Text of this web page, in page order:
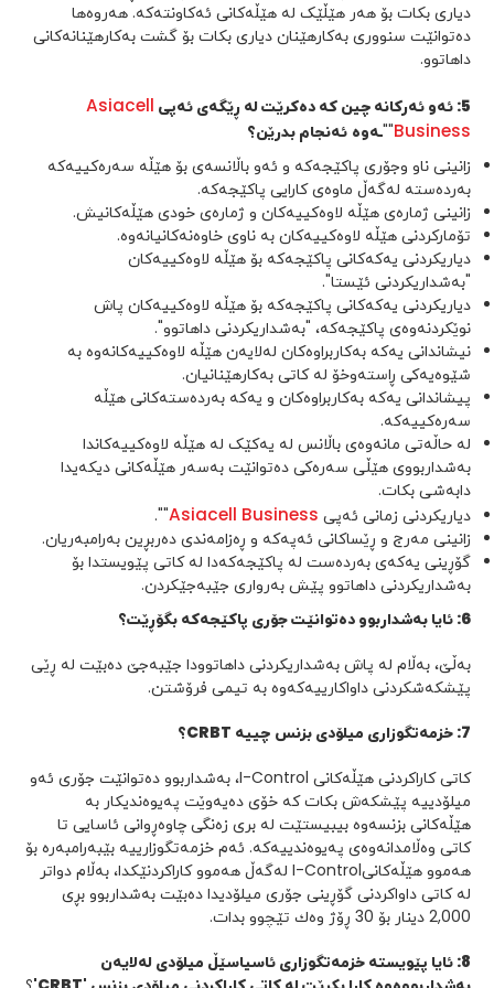
دیاری بکات بۆ هەر هێڵێک لە هێڵەکانی ئەکاونتەکە. هەروەها
دەتوانێت سنووری بەکارهێنان دیاری بکات بۆ گشت بەکارهێنانەکانی
داهاتوو.
5
: ئەو ئەرکانە چین کە دەکرێت لە ڕێگەی ئەپی Asiacell
Business
""ـەوە ئەنجام بدرێن؟
زانینی ناو وجۆری پاکێجەکە و ئەو باڵانسەی بۆ هێڵە سەرەکییەکە
بەردەستە لەگەڵ ماوەی کارایی پاکێجەکە.
زانینی ژمارەی هێڵە لاوەکییەکان و ژمارەی خودی هێڵەکانیش.
تۆمارکردنی هێڵە لاوەکییەکان بە ناوی خاوەنەکانیانەوە.
دیاریکردنی یەکەکانی پاکێجەکە بۆ هێڵە لاوەکییەکان
"بەشداریکردنی ئێستا".
دیاریکردنی یەکەکانی پاکێجەکە بۆ هێڵە لاوەکییەکان پاش
نوێکردنەوەی پاکێجەکە، "بەشداریکردنی داهاتوو".
نیشاندانی یەکە بەکاربراوەکان لەلایەن هێڵە لاوەکییەکانەوە بە
شێوەیەکی ڕاستەوخۆ لە کاتی بەکارهێنانیان.
پیشاندانی یەکە بەکاربراوەکان و یەکە بەردەستەکانی هێڵە
سەرەکییەکە.
لە حاڵەتی مانەوەی باڵانس لە یەکێک لە هێڵە لاوەکییەکاندا
بەشداربووی هێڵی سەرەکی دەتوانێت بەسەر هێڵەکانی دیکەیدا
دابەشی بکات.
دیاریکردنی زمانی ئەپی Asiacell Business
"".
زانینی مەرج و ڕێساکانی ئەپەکە و ڕەزامەندی دەربڕین بەرامبەریان.
گۆڕینی یەکەی بەردەست لە پاکێجەکەدا لە کاتی پێویستدا بۆ
بەشداریکردنی داهاتوو پێش بەرواری جێبەجێکردن.
6
: ئایا بەشداربوو دەتوانێتجۆری پاکێجەکە بگۆڕێت؟
بەڵێ، بەڵام لە پاش بەشداریکردنی داهاتوودا جێبەجێ دەبێت لە ڕێی
پێشکەشکردنی داواکارییەکەوە بە تیمی فرۆشتن.
7
: خزمەتگوزاری میلۆدی بزنس چییە CRBT؟
کاتی کاراکردنی هێڵەکانی I-Control، بەشداربوو دەتوانێت جۆری ئەو
میلۆدییە پێشکەش بکات کە خۆی دەیەوێت پەیوەندیکار بە
هێڵەکانی بزنسەوە بیبیستێت لە بری زەنگی چاوەڕوانی ئاسایی تا
کاتی وەڵامدانەوەی پەیوەندییەکە. ئەم خزمەتگوزارییە بێبەرامبەرە بۆ
هەموو هێڵەکانیI-Control لەگەڵ هەموو کاراکردنێکدا، بەڵام دواتر
لە کاتی داواکردنی گۆڕینی جۆری میلۆدیدا دەبێت بەشداربوو بڕی
2,000 دینار بۆ 30 ڕۆژ وەك تێچوو بدات.
8
: ئایا پێویستە خزمەتگوزاری ئاسیاسێڵ میلۆدی لەلایەن